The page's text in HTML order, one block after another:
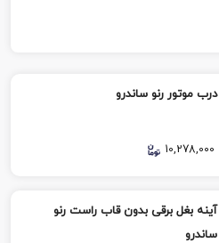
درب موتور رنو ساندرو
10,278,000
آینه بغل برقی بدون قاب راست رنو
ساندرو